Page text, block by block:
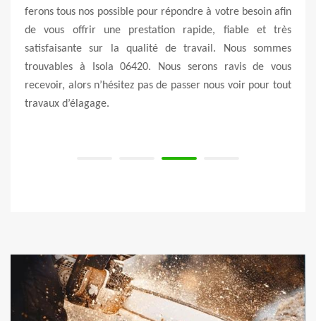
ferons tous nos possible pour répondre à votre besoin afin
de vous offrir une prestation rapide, fiable et très
satisfaisante sur la qualité de travail. Nous sommes
trouvables à Isola 06420. Nous serons ravis de vous
recevoir, alors n’hésitez pas de passer nous voir pour tout
travaux d’élagage.